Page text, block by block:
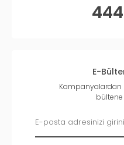
E-
Kampanyalardan